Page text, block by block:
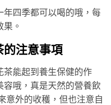
年四季都可以喝的哦，每
。
的注意事項
能起到養生保健的作
哦，真是天然的營養飲
意外的收穫，但也注意自